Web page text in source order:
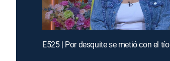
E525 | Por desquite se metió con el tío